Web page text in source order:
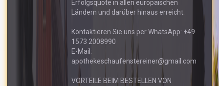
Erfolgsquote in allen europäischen
Ländern und darüber hinaus erreicht.
Kontaktieren Sie uns per WhatsApp: +49
1573 2008990
E-Mail:
apothekeschaufenstereiner@gmail.com
VORTEILE BEIM BESTELLEN VON